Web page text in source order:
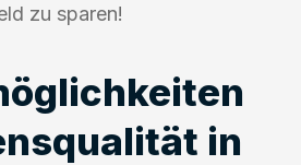
zu sparen!
in